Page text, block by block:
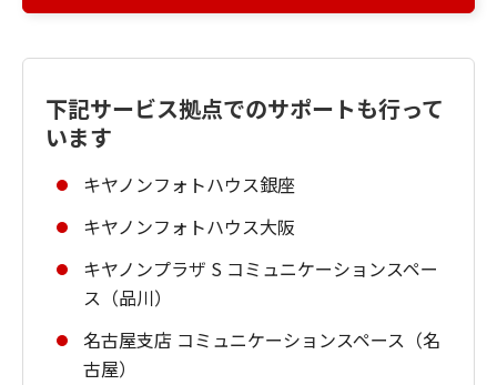
下記サービス拠点でのサポートも行って
います
キヤノンフォトハウス銀座
キヤノンフォトハウス大阪
キヤノンプラザ S コミュニケーションスペー
ス（品川）
名古屋支店 コミュニケーションスペース（名
古屋）